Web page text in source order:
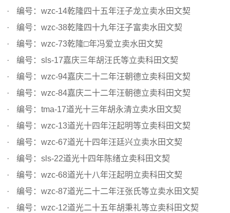
编号：wzc-14乾隆四十五年汪子龙立卖水田文契
编号：wzc-38乾隆四十九年汪子富卖水田文契
编号：wzc-73乾隆□年冯爱立卖水田文契
编号：sls-17嘉庆三年胡汪氏等立卖科田文契
编号：wzc-94嘉庆二十二年汪朝德立卖科田文契
编号：wzc-84嘉庆二十二年汪朝德立卖科田文契
编号：tma-17道光十三年胡永清立卖水田文契
编号：wzc-13道光十四年汪起明等立卖科田文契
编号：wzc-67道光十四年汪廷兴立卖水田文契
编号：sls-22道光十四年陈绪立卖科田文契
编号：wzc-68道光十八年汪起明立卖科田文契
编号：wzc-87道光二十二年汪张氏等立卖水田文契
编号：wzc-12道光二十五年胡秉礼等立卖科田文契